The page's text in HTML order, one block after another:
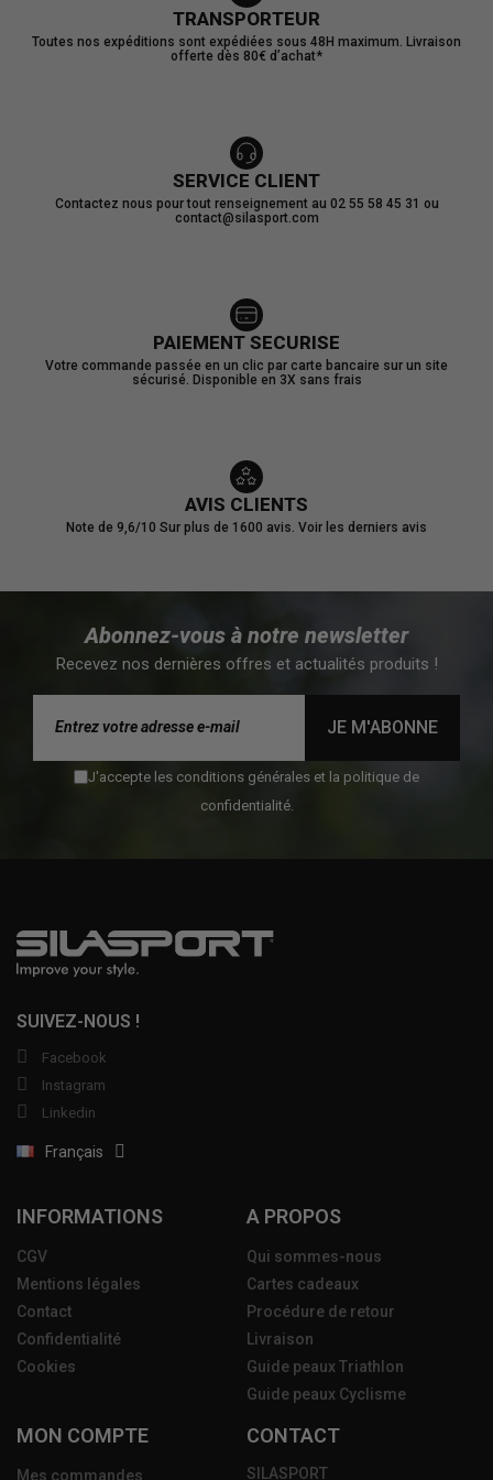
TRANSPORTEUR
Toutes nos expéditions sont expédiées sous 48H maximum. Livraison
offerte dès 80€ d’achat*
SERVICE CLIENT
Contactez nous pour tout renseignement au 02 55 58 45 31 ou
contact@silasport.com
PAIEMENT SECURISE
Votre commande passée en un clic par carte bancaire sur un site
sécurisé. Disponible en 3X sans frais
AVIS CLIENTS
Note de 9,6/10 Sur plus de 1600 avis. Voir les derniers avis
Abonnez-vous à notre newsletter
Recevez nos dernières offres et actualités produits !
JE M'ABONNE
J'accepte les conditions générales et la politique de
confidentialité.
SUIVEZ-NOUS !
Facebook
Instagram
Linkedin
Français
INFORMATIONS
CGV
Mentions légales
Contact
Confidentialité
Cookies
A PROPOS
Qui sommes-nous
Cartes cadeaux
Procédure de retour
Livraison
Guide peaux Triathlon
Guide peaux Cyclisme
MON COMPTE
Mes commandes
CONTACT
SILASPORT